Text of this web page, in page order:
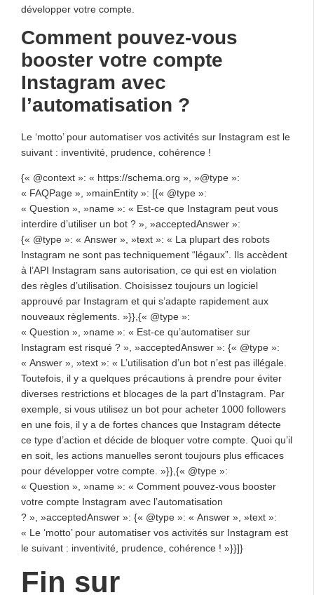
développer votre compte.
Comment pouvez-vous
booster votre compte
Instagram avec
l’automatisation ?
Le ‘motto’ pour automatiser vos activités sur Instagram est le
suivant : inventivité, prudence, cohérence !
{« @context »: « https://schema.org », »@type »:
« FAQPage », »mainEntity »: [{« @type »:
« Question », »name »: « Est-ce que Instagram peut vous
interdire d’utiliser un bot ? », »acceptedAnswer »:
{« @type »: « Answer », »text »: « La plupart des robots
Instagram ne sont pas techniquement “légaux”. Ils accèdent
à l’API Instagram sans autorisation, ce qui est en violation
des règles d’utilisation. Choisissez toujours un logiciel
approuvé par Instagram et qui s’adapte rapidement aux
nouveaux règlements. »}},{« @type »:
« Question », »name »: « Est-ce qu’automatiser sur
Instagram est risqué ? », »acceptedAnswer »: {« @type »:
« Answer », »text »: « L’utilisation d’un bot n’est pas illégale.
Toutefois, il y a quelques précautions à prendre pour éviter
diverses restrictions et blocages de la part d’Instagram. Par
exemple, si vous utilisez un bot pour acheter 1000 followers
en une fois, il y a de fortes chances que Instagram détecte
ce type d’action et décide de bloquer votre compte. Quoi qu’il
en soit, les actions manuelles seront toujours plus efficaces
pour développer votre compte. »}},{« @type »:
« Question », »name »: « Comment pouvez-vous booster
votre compte Instagram avec l’automatisation
? », »acceptedAnswer »: {« @type »: « Answer », »text »:
« Le ‘motto’ pour automatiser vos activités sur Instagram est
le suivant : inventivité, prudence, cohérence ! »}}]}
Fin sur